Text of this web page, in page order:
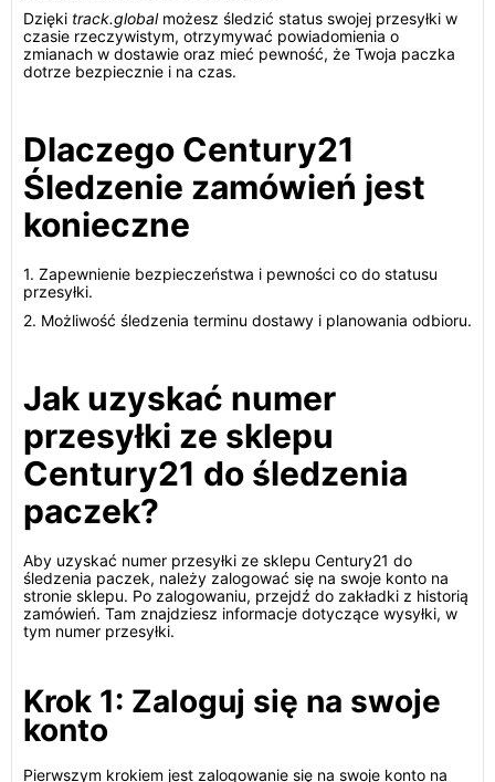
Dzięki track.globalmożesz śledzić status swojej przesyłki w
czasie rzeczywistym, otrzymywać powiadomienia o
zmianach w dostawie oraz mieć pewność, że Twoja paczka
dotrze bezpiecznie i na czas.
Dlaczego Century21
Śledzenie zamówień jest
konieczne
1. Zapewnienie bezpieczeństwa i pewności co do statusu
przesyłki.
2. Możliwość śledzenia terminu dostawy i planowania odbioru.
Jak uzyskać numer
przesyłki ze sklepu
Century21 do śledzenia
paczek?
Aby uzyskać numer przesyłki ze sklepu Century21 do
śledzenia paczek, należy zalogować się na swoje konto na
stronie sklepu. Po zalogowaniu, przejdź do zakładki z historią
zamówień. Tam znajdziesz informacje dotyczące wysyłki, w
tym numer przesyłki.
Krok 1: Zaloguj się na swoje
konto
Pierwszym krokiem jest zalogowanie się na swoje konto na